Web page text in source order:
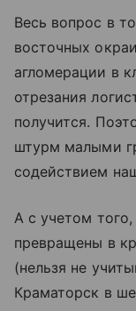
Весь вопрос в
восточных
агломерации в
отрезания
получится.
штурм малыми
содействием
А с учетом
превращены в
(нельзя не
Краматорск в